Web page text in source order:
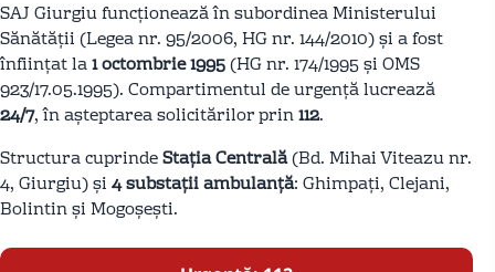
SAJ Giurgiu funcționează în subordinea Ministerului
Sănătății (Legea nr. 95/2006, HG nr. 144/2010) și a fost
înființat la1 octombrie 1995(HG nr. 174/1995 și OMS
923/17.05.1995). Compartimentul de urgență lucrează
24/7, în așteptarea solicitărilor prin112.
Structura cuprindeStația Centrală(Bd. Mihai Viteazu nr.
4, Giurgiu) și4 substații ambulanță: Ghimpați, Clejani,
Bolintin și Mogoșești.